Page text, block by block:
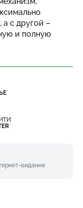
а с другой –
и полную
видання